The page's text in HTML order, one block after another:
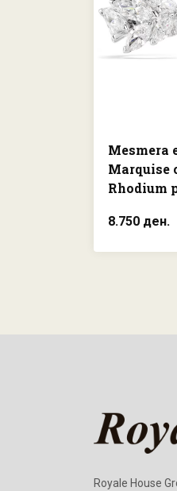
Mesmera
Marquise
Rhodium
8.750 ден.
Royale House